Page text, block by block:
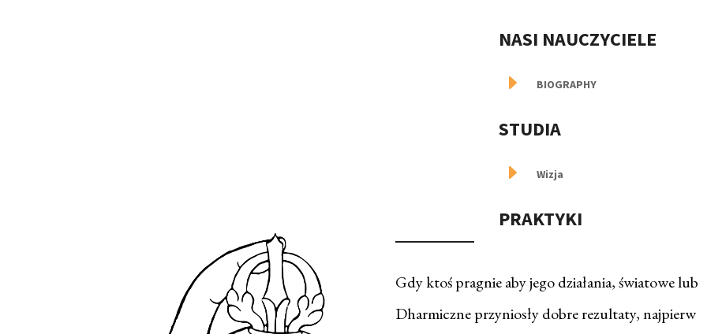
NASI NAUCZYCIELE
E BIOGRAPHY
STUDIA
E Wizja
PRAKTYKI
Gdy ktoś pragnie aby jego działania, światowe lub
Dharmiczne przyniosły dobre rezultaty, najpierw